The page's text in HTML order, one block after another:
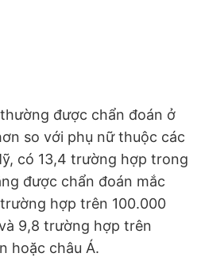
được chẩn đoán ở
so với phụ nữ thuộc các
có 13,4 trường hợp trong
được chẩn đoán mắc
hợp trên 100.000
9,8 trường hợp trên
hoặc châu Á.